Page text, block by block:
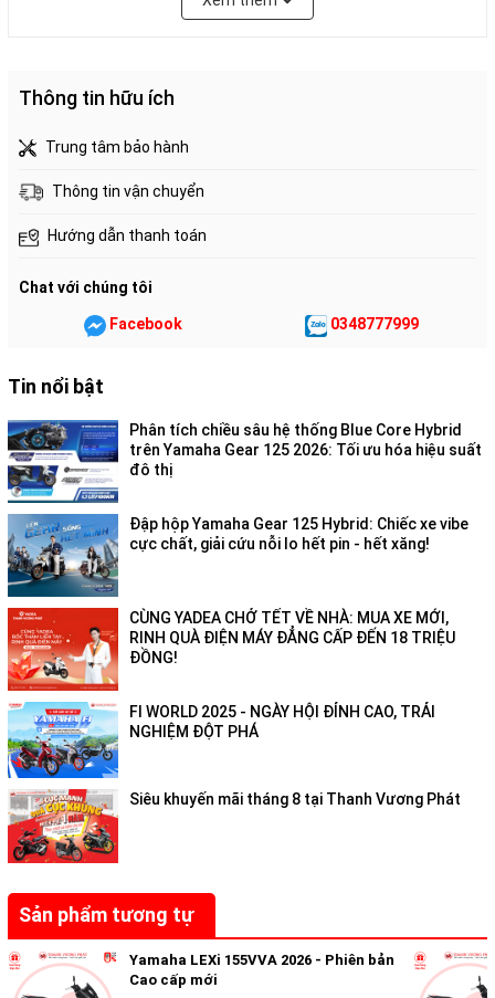
Phần ốp trước được thiết kế tinh tế, năng động và tăng thêm
vẻ ngoài sang trọng cho xe.
HỆ THỐNG ĐÈN TRƯỚC NỔI BẬT
Cụm đèn trước gây ấn tượng với đèn luôn sáng và thiết kế viền
hợp cùng hai dải đèn xi nhan tạo nên phong cách cá tính, thu
hút mọi ánh nhìn.
Thông tin hữu ích
Trung tâm bảo hành
Thông tin vận chuyển
Hướng dẫn thanh toán
Chat với chúng tôi
Facebook 0348777999
Tin nổi bật
Phân tích chiều sâu hệ thống Blue Core Hybrid
trên Yamaha Gear 125 2026: Tối ưu hóa hiệu suất
đô thị
Đập hộp Yamaha Gear 125 Hybrid: Chiếc xe vibe
cực chất, giải cứu nỗi lo hết pin - hết xăng!
CÙNG YADEA CHỞ TẾT VỀ NHÀ: MUA XE MỚI,
RINH QUÀ ĐIỆN MÁY ĐẲNG CẤP ĐẾN 18 TRIỆU
ĐỒNG!
FI WORLD 2025 - NGÀY HỘI ĐỈNH CAO, TRẢI
NGHIỆM ĐỘT PHÁ
Siêu khuyến mãi tháng 8 tại Thanh Vương Phát
Sản phẩm tương tự
Yamaha LEXi 155VVA 2026 - Phiên bản
Cao cấp mới